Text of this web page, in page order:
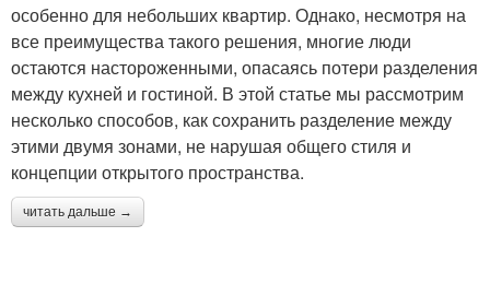
особенно для небольших квартир. Однако, несмотря на
все преимущества такого решения, многие люди
остаются настороженными, опасаясь потери разделения
между кухней и гостиной. В этой статье мы рассмотрим
несколько способов, как сохранить разделение между
этими двумя зонами, не нарушая общего стиля и
концепции открытого пространства.
читать дальше →